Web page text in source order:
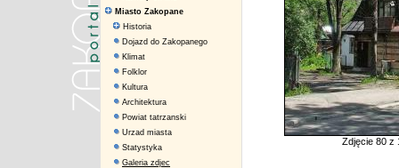
Miasto Zakopane
Historia
Dojazd do Zakopanego
Klimat
Folklor
Kultura
Architektura
Powiat tatrzanski
Urzad miasta
Statystyka
Galeria zdjec
Zdjęcie 80